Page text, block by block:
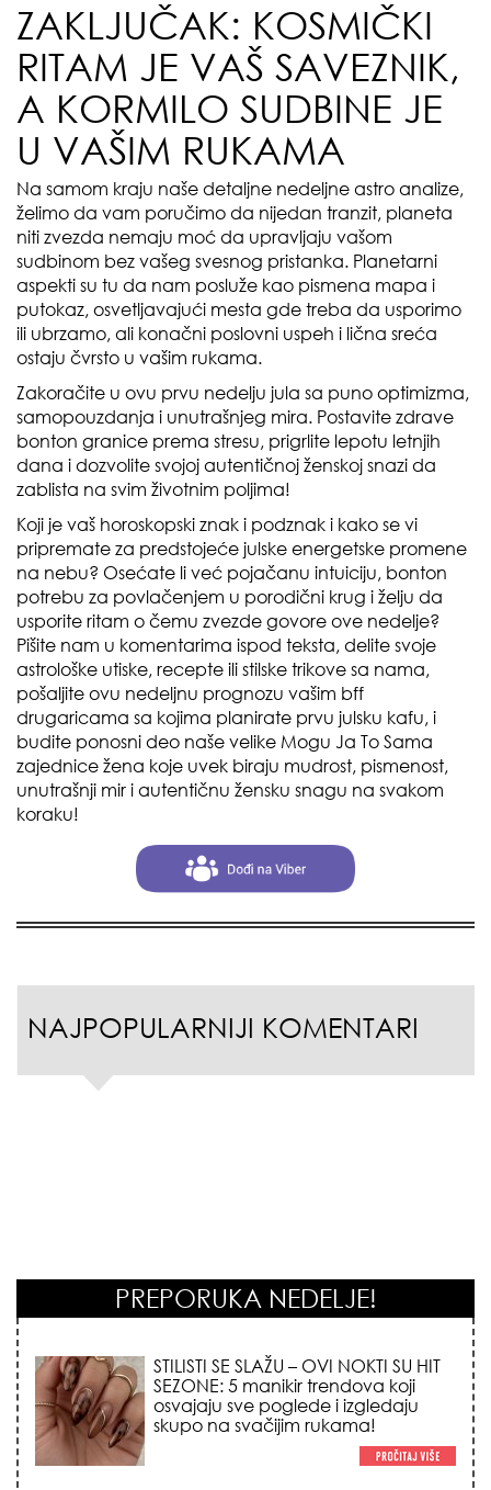
ZAKLJUČAK: KOSMIČKI
RITAM JE VAŠ SAVEZNIK,
A KORMILO SUDBINE JE
U VAŠIM RUKAMA
Na samom kraju naše detaljne nedeljne astro analize,
želimo da vam poručimo da nijedan tranzit, planeta
niti zvezda nemaju moć da upravljaju vašom
sudbinom bez vašeg svesnog pristanka. Planetarni
aspekti su tu da nam posluže kao pismena mapa i
putokaz, osvetljavajući mesta gde treba da usporimo
ili ubrzamo, ali konačni poslovni uspeh i lična sreća
ostaju čvrsto u vašim rukama.
Zakoračite u ovu prvu nedelju jula sa puno optimizma,
samopouzdanja i unutrašnjeg mira. Postavite zdrave
bonton granice prema stresu, prigrlite lepotu letnjih
dana i dozvolite svojoj autentičnoj ženskoj snazi da
zablista na svim životnim poljima!
Koji je vaš horoskopski znak i podznak i kako se vi
pripremate za predstojeće julske energetske promene
na nebu? Osećate li već pojačanu intuiciju, bonton
potrebu za povlačenjem u porodični krug i želju da
usporite ritam o čemu zvezde govore ove nedelje?
Pišite nam u komentarima ispod teksta, delite svoje
astrološke utiske, recepte ili stilske trikove sa nama,
pošaljite ovu nedeljnu prognozu vašim bff
drugaricama sa kojima planirate prvu julsku kafu, i
budite ponosni deo naše velike Mogu Ja To Sama
zajednice žena koje uvek biraju mudrost, pismenost,
unutrašnji mir i autentičnu žensku snagu na svakom
koraku!
NAJPOPULARNIJI KOMENTARI
PREPORUKA NEDELJE!
STILISTI SE SLAŽU – OVI NOKTI SU HIT
SEZONE: 5 manikir trendova koji
osvajaju sve poglede i izgledaju
skupo na svačijim rukama!